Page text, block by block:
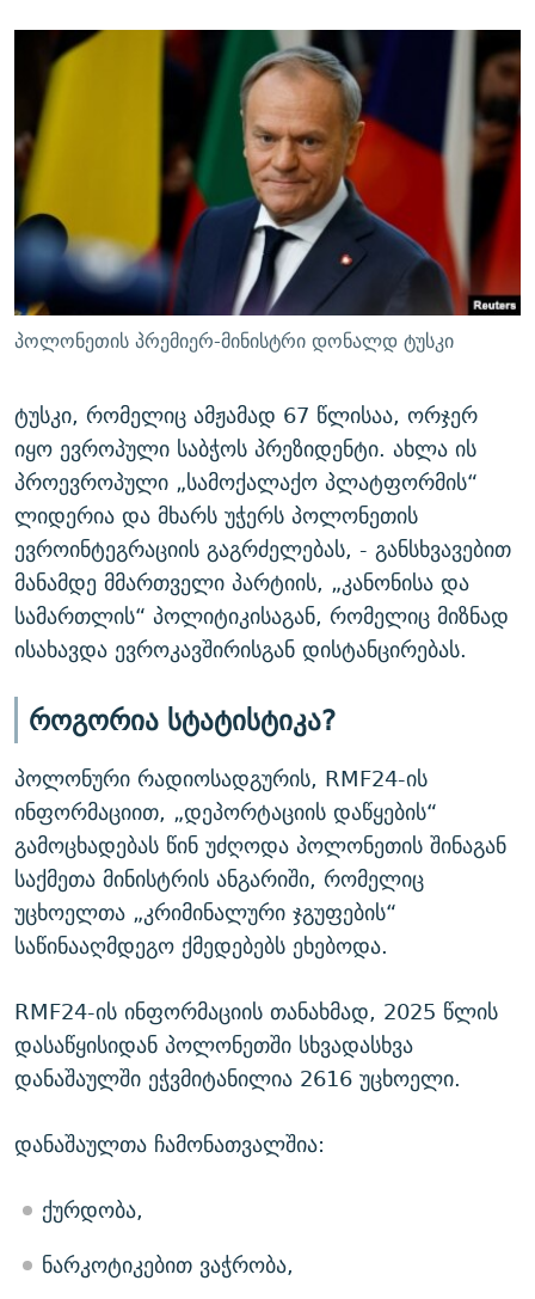
პოლონეთის პრემიერ-მინისტრი დონალდ ტუსკი
ტუსკი, რომელიც ამჟამად 67 წლისაა, ორჯერ
იყო ევროპული საბჭოს პრეზიდენტი. ახლა ის
პროევროპული „სამოქალაქო პლატფორმის“
ლიდერია და მხარს უჭერს პოლონეთის
ევროინტეგრაციის გაგრძელებას, - განსხვავებით
მანამდე მმართველი პარტიის, „კანონისა და
სამართლის“ პოლიტიკისაგან, რომელიც მიზნად
ისახავდა ევროკავშირისგან დისტანცირებას.
როგორია სტატისტიკა?
პოლონური რადიოსადგურის, RMF24-ის
ინფორმაციით, „დეპორტაციის დაწყების“
გამოცხადებას წინ უძღოდა პოლონეთის შინაგან
საქმეთა მინისტრის ანგარიში, რომელიც
უცხოელთა „კრიმინალური ჯგუფების“
საწინააღმდეგო ქმედებებს ეხებოდა.
RMF24-ის ინფორმაციის თანახმად, 2025 წლის
დასაწყისიდან პოლონეთში სხვადასხვა
დანაშაულში ეჭვმიტანილია 2616 უცხოელი.
დანაშაულთა ჩამონათვალშია:
ქურდობა,
ნარკოტიკებით ვაჭრობა,